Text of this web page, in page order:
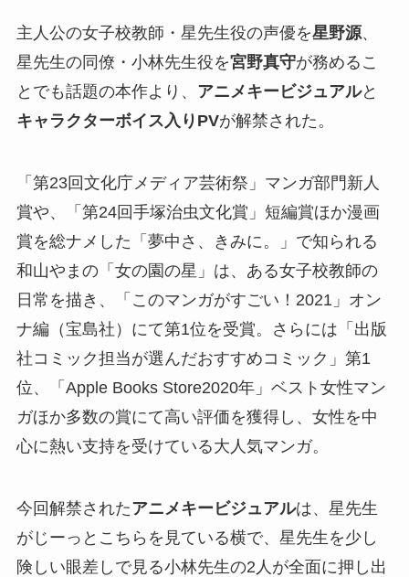
主人公の女子校教師・星先生役の声優を星野源、
星先生の同僚・小林先生役を宮野真守が務めるこ
とでも話題の本作より、 アニメキービジュアルと
キャラクターボイス入りPVが解禁された。
「第23回文化庁メディア芸術祭」マンガ部門新人
賞や、「第24回手塚治虫文化賞」短編賞ほか漫画
賞を総ナメした「夢中さ、きみに。」で知られる
和山やまの「女の園の星」は、ある女子校教師の
日常を描き、「このマンガがすごい！2021」オン
ナ編（宝島社）にて第1位を受賞。さらには「出版
社コミック担当が選んだおすすめコミック」第1
位、「Apple Books Store2020年」ベスト女性マン
ガほか多数の賞にて高い評価を獲得し、女性を中
心に熱い支持を受けている大人気マンガ。
今回解禁されたアニメキービジュアルは、星先生
がじーっとこちらを見ている横で、星先生を少し
険しい眼差しで見る小林先生の2人が全面に押し出